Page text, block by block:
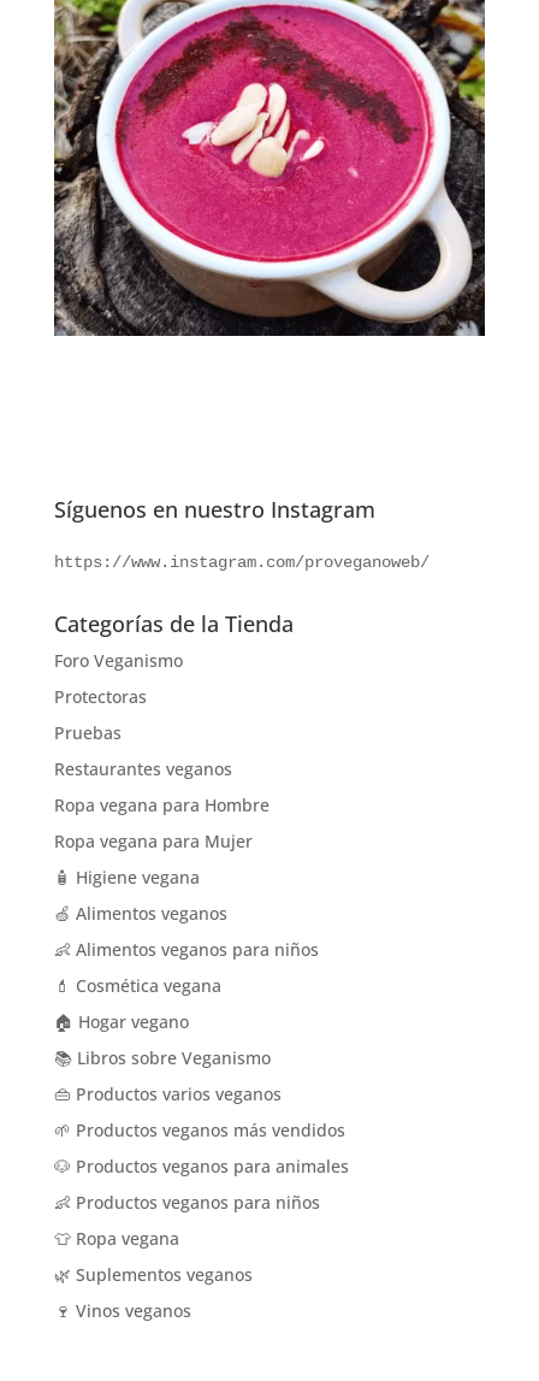
Síguenos en nuestro Instagram
https://www.instagram.com/proveganoweb/
Categorías de la Tienda
Foro Veganismo
Protectoras
Pruebas
Restaurantes veganos
Ropa vegana para Hombre
Ropa vegana para Mujer
🧴 Higiene vegana
🍏 Alimentos veganos
👶 Alimentos veganos para niños
💄 Cosmética vegana
🏠 Hogar vegano
📚 Libros sobre Veganismo
👜 Productos varios veganos
🌱 Productos veganos más vendidos
🐶 Productos veganos para animales
👶 Productos veganos para niños
👕 Ropa vegana
🌿 Suplementos veganos
🍷 Vinos veganos